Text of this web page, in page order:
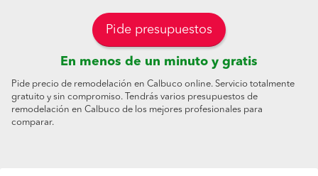
Pide presupuestos
En menos de un minuto y gratis
Pide precio de remodelación en Calbuco online. Servicio totalmente
gratuito y sin compromiso. Tendrás varios presupuestos de
remodelación en Calbuco de los mejores profesionales para
comparar.